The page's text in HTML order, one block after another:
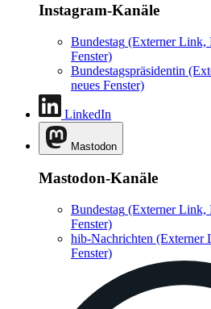
Instagram-Kanäle
Bundestag (Externer Link,
Fenster)
Bundestagspräsidentin
neues Fenster)
LinkedIn
Mastodon
Mastodon-Kanäle
Bundestag (Externer Link,
Fenster)
hib-Nachrichten (Externer
Fenster)